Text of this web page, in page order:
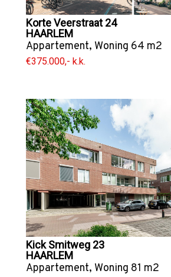
Korte Veerstraat 24
HAARLEM
Appartement, Woning 64 m2
€375.000,- k.k.
Kick Smitweg 23
HAARLEM
Appartement, Woning 81 m2